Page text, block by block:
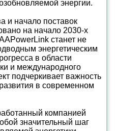
энергии.
и начало поставок
на начало 2030-х
станет не
энергетическим
в области
и международного
подчеркивает важность
в современном
компанией
значительный шаг